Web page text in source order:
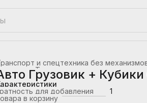
и спецтехника без
Транспорт
›
Грузовик +
для добавления
в корзину
1